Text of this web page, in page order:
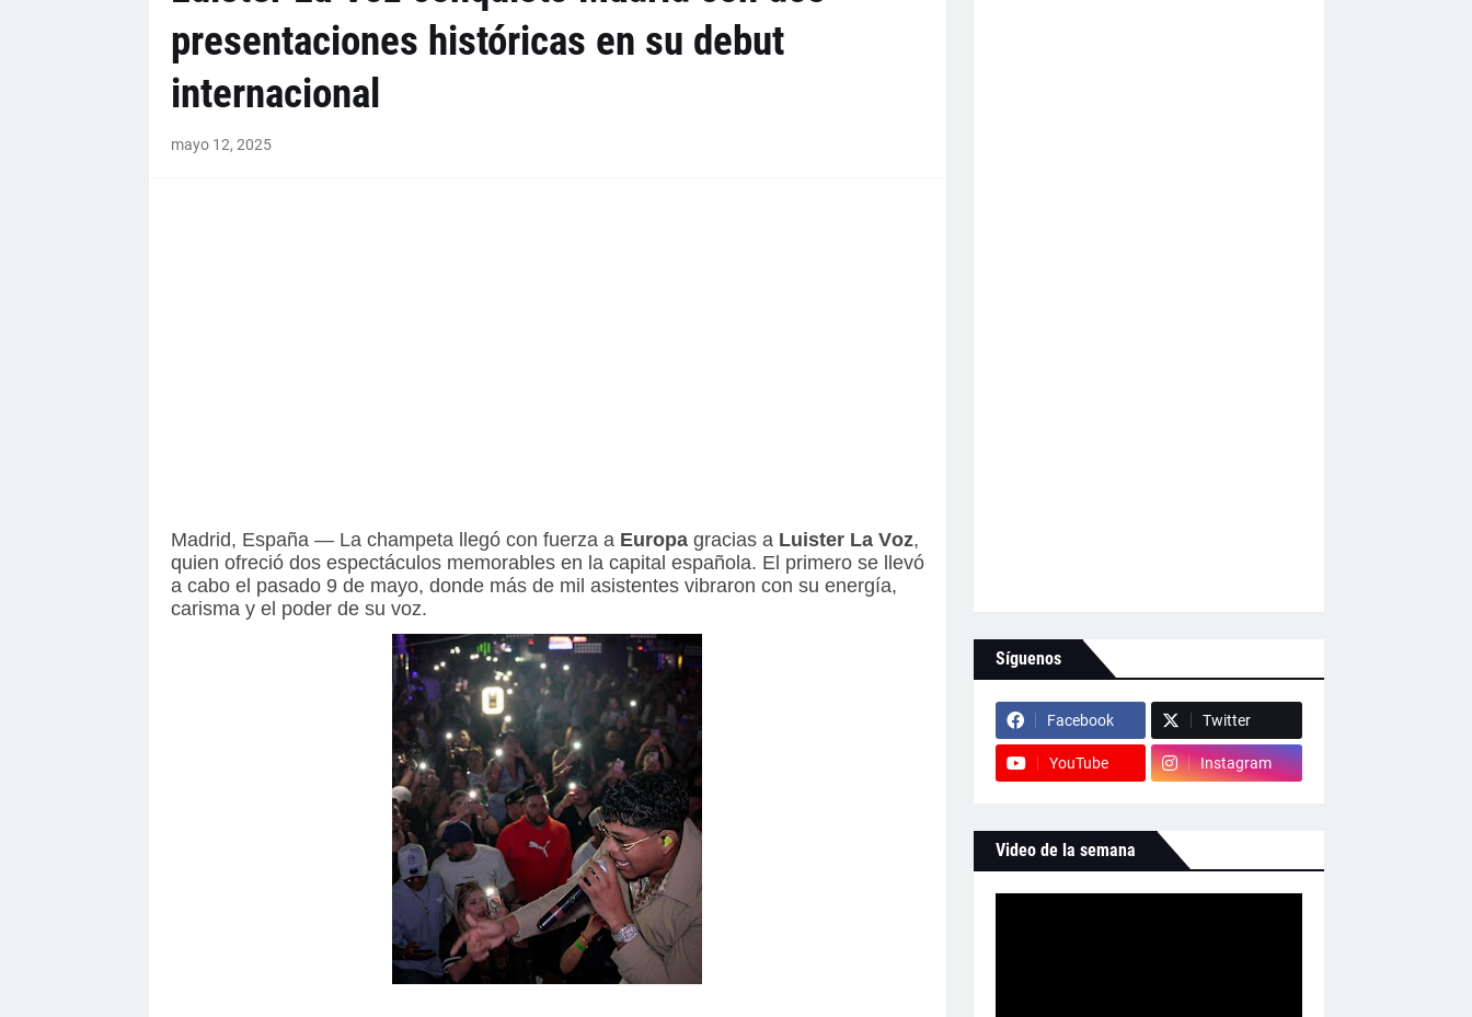
presentaciones históricas en su debut
internacional
mayo 12, 2025
Madrid, España — La champeta llegó con fuerza a Europagracias a Luister La Voz,
quien ofreció dos espectáculos memorables en la capital española. El primero se llevó
a cabo el pasado 9 de mayo, donde más de mil asistentes vibraron con su energía,
carisma y el poder de su voz.
Síguenos
Facebook Twitter
YouTube Instagram
Video de la semana